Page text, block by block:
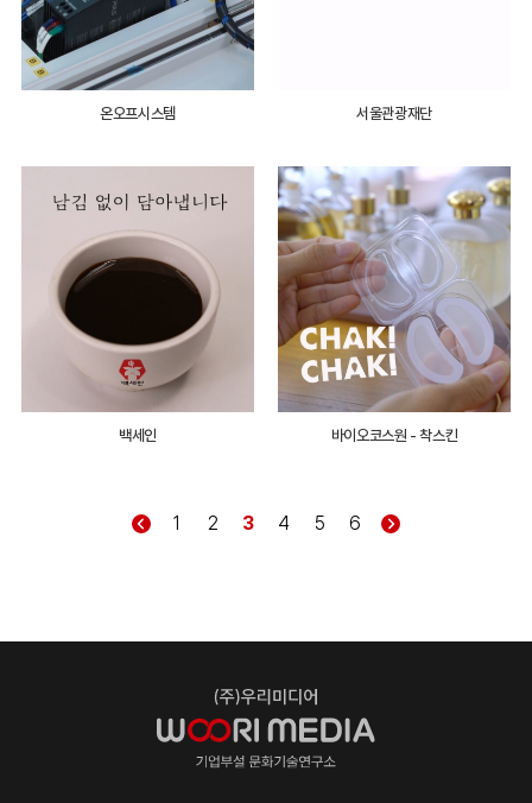
온오프시스템 서울관광재단
백세인 바이오코스원 - 착스킨
1 2 3 4 5 6